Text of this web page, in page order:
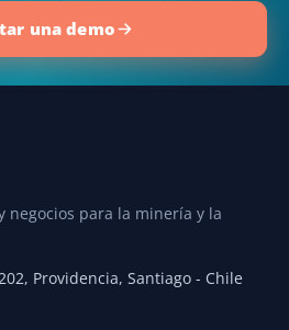
una demo
negocios para la minería y la
Providencia, Santiago - Chile